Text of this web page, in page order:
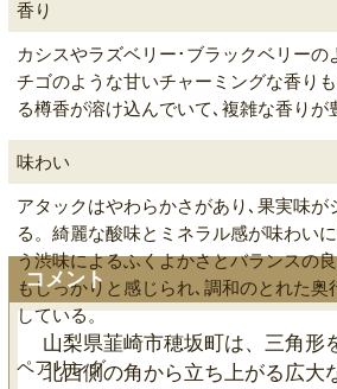
香り
カシスやラズベリー･ブラックベリーの
チゴのような甘いチャーミングな香り
る樽香が溶け込んでいて､複雑な香りが
味わい
アタックはやわらかさがあり､果実味が
る。綺麗な酸味とミネラル感が味わい
う渋味によるふくよかさとバランスの
もしっかりと感じられ､調和のとれた
している。
ペアリング
コメント
山梨県韮崎市穂坂町は、三角形
北西側の角から立ち上がる広大